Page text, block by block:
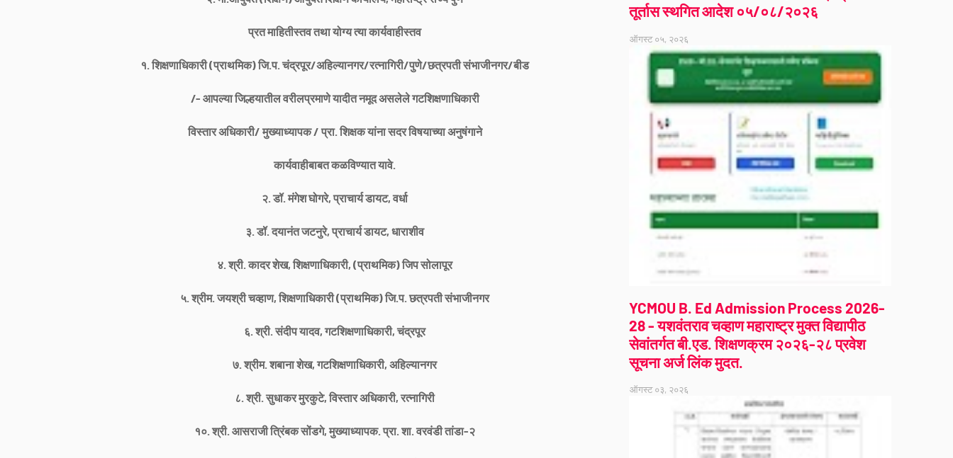
प्रत माहितीस्तव तथा योग्य त्या कार्यवाहीस्तव
१. शिक्षणाधिकारी (प्राथमिक) जि.प. चंद्रपूर/अहिल्यानगर/रत्नागिरी/पुणे/छत्रपती संभाजीनगर/बीड
/- आपल्या जिल्हयातील वरीलप्रमाणे यादीत नमूद असलेले गटशिक्षणाधिकारी
विस्तार अधिकारी/ मुख्याध्यापक / प्रा. शिक्षक यांना सदर विषयाच्या अनुषंगाने
कार्यवाहीबाबत कळविण्यात यावे.
२. डॉ. मंगेश घोगरे, प्राचार्य डायट, वर्धा
३. डॉ. दयानंत जटनुरे, प्राचार्य डायट, धाराशीव
४. श्री. कादर शेख, शिक्षणाधिकारी, (प्राथमिक) जिप सोलापूर
५. श्रीम. जयश्री चव्हाण, शिक्षणाधिकारी (प्राथमिक) जि.प. छत्रपती संभाजीनगर
६. श्री. संदीप यादव, गटशिक्षणाधिकारी, चंद्रपूर
७. श्रीम. शबाना शेख, गटशिक्षणाधिकारी, अहिल्यानगर
८. श्री. सुधाकर मुरकुटे, विस्तार अधिकारी, रत्नागिरी
१०. श्री. आसराजी त्रिंबक सोंडगे, मुख्याध्यापक. प्रा. शा. वरवंडी तांडा-२
तूर्तास स्थगित आदेश ०५/०८/२०२६
ऑगस्ट ०५, २०२६
YCMOU B. Ed Admission Process 2026-
28 - यशवंतराव चव्हाण महाराष्ट्र मुक्त विद्यापीठ
सेवांतर्गत बी.एड. शिक्षणक्रम २०२६-२८ प्रवेश
सूचना अर्ज लिंक मुदत.
ऑगस्ट ०३, २०२६